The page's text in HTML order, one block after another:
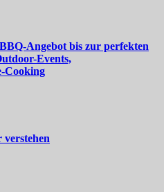
Angebot bis zur perfekten
Events,
Cooking
verstehen